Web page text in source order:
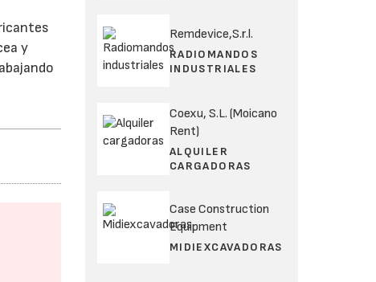
y
Remdevice,S.r.l.
RADIOMANDOS
INDUSTRIALES
Coexu, S.L. (Moicano
Rent)
ALQUILER
CARGADORAS
Case Construction
Equipment
MIDIEXCAVADORAS